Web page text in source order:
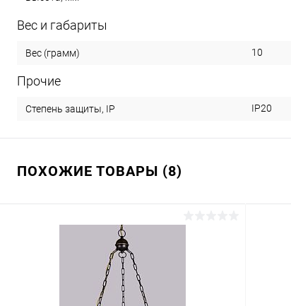
Вес и габариты
Вес (грамм) 10
Прочие
Степень защиты, IP IP20
ПОХОЖИЕ ТОВАРЫ (8)